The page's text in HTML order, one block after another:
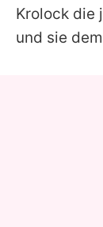
Krolock die
und sie